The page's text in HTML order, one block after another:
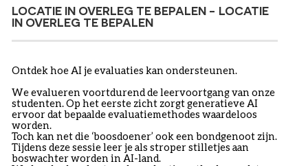
LOCATIE IN OVERLEG TE BEPALEN - LOCATIE
IN OVERLEG TE BEPALEN
Ontdek hoe AI je evaluaties kan ondersteunen.
We evalueren voortdurend de leervoortgang van onze
studenten. Op het eerste zicht zorgt generatieve AI
ervoor dat bepaalde evaluatiemethodes waardeloos
worden.
Toch kan net die ‘boosdoener’ ook een bondgenoot zijn.
Tijdens deze sessie leer je als stroper stilletjes aan
boswachter worden in AI-land.